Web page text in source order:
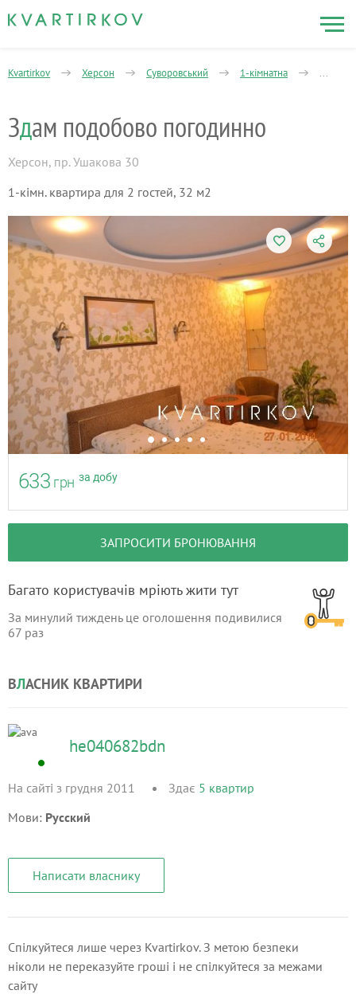
Kvartirkov Херсон Суворовський 1-кімнатна
Здам подобово погодинно
Херсон, пр. Ушакова 30
1-кімн. квартира для 2 гостей, 32 м2
633 грн за добу
ЗАПРОСИТИ БРОНЮВАННЯ
Багато користувачів мріють жити тут
За минулий тиждень це оголошення подивилися
67 раз
ВЛАСНИК КВАРТИРИ
he040682bdn
На сайті з грудня 2011 Здає 5 квартир
Мови: Русский
Написати власнику
Спілкуйтеся лише через Kvartirkov. З метою безпеки
ніколи не переказуйте гроші і не спілкуйтеся за межами
сайту